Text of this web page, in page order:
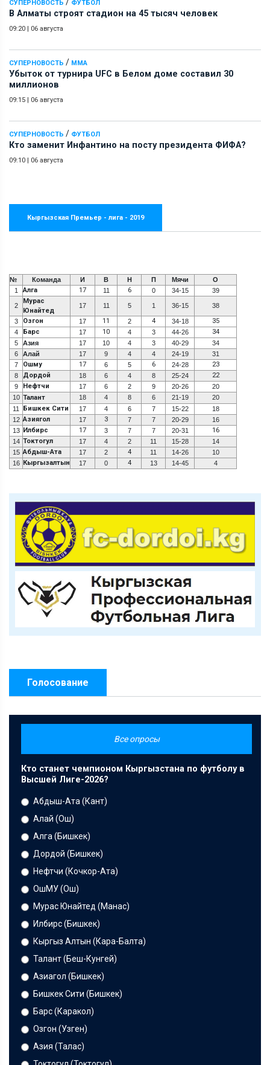
СУПЕРНОВОСТЬ ФУТБОЛ
В Алматы строят стадион на 45 тысяч человек
09:20 | 06 августа
СУПЕРНОВОСТЬ / ММА
Убыток от турнира UFC в Белом доме составил 30
миллионов
09:15 | 06 августа
СУПЕРНОВОСТЬ / ФУТБОЛ
Кто заменит Инфантино на посту президента ФИФА?
09:10 | 06 августа
Кыргызская Премьер - лига - 2019
№ Команда И В Н П Мячи
О
1
Алга 17 11 6 0 34-15 39
2
Мурас
Юнайтед
17 11 5 1 36-15 38
3 Озгон 17 11 2 4 34-18 35
4 Барс 17 10 4 3 44-26 34
5 Азия 17 10 4 3 40-29
34
6
Алай 17 9 4 4 24-19
31
7
Ошму 17 6 5 6 24-28 23
8 Дордой 18 6 4 8 25-24 22
9 Нефтчи 17 6 2 9 20-26
20
10 Талант 18 4 8 6 21-19
20
11
Бишкек Сити 17 4 6 7 15-22
18
12 Азиягол 17 3 7 7 20-29
16
13 Илбирс 17 3 7 7 20-31 16
14 Токтогул 17 4 2 11 15-28
14
15 Абдыш-Ата 17 2 4 11 14-26
10
16 Кыргызалтын 17 0 4 13 14-45 4
Голосование
Все опросы
Кто станет чемпионом Кыргызстана по футболу в
Высшей Лиге-2026?
Абдыш-Ата (Кант)
Алай (Ош)
Алга (Бишкек)
Дордой (Бишкек)
Нефтчи (Кочкор-Ата)
ОшМУ (Ош)
Мурас Юнайтед (Манас)
Илбирс (Бишкек)
Кыргыз Алтын (Кара-Балта)
Талант (Беш-Кунгей)
Азиагол (Бишкек)
Бишкек Сити (Бишкек)
Барс (Каракол)
Озгон (Узген)
Азия (Талас)